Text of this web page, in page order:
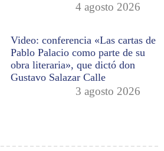
4 agosto 2026
Video: conferencia «Las cartas de
Pablo Palacio como parte de su
obra literaria», que dictó don
Gustavo Salazar Calle
3 agosto 2026